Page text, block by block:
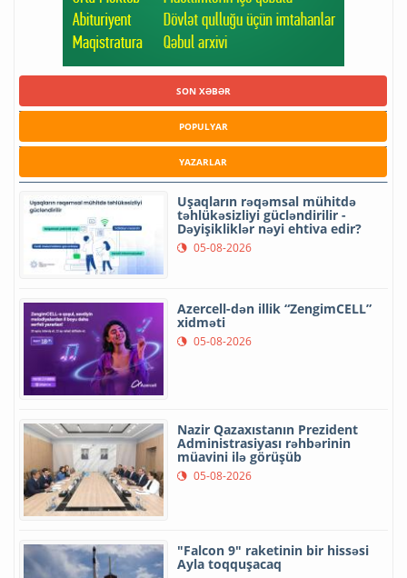
SON XƏBƏR
POPULYAR
YAZARLAR
Uşaqların rəqəmsal mühitdə
təhlükəsizliyi gücləndirilir -
Dəyişikliklər nəyi ehtiva edir?
05-08-2026
Azercell-dən illik “ZengimCELL”
xidməti
05-08-2026
Nazir Qazaxıstanın Prezident
Administrasiyası rəhbərinin
müavini ilə görüşüb
05-08-2026
"Falcon 9" raketinin bir hissəsi
Ayla toqquşacaq